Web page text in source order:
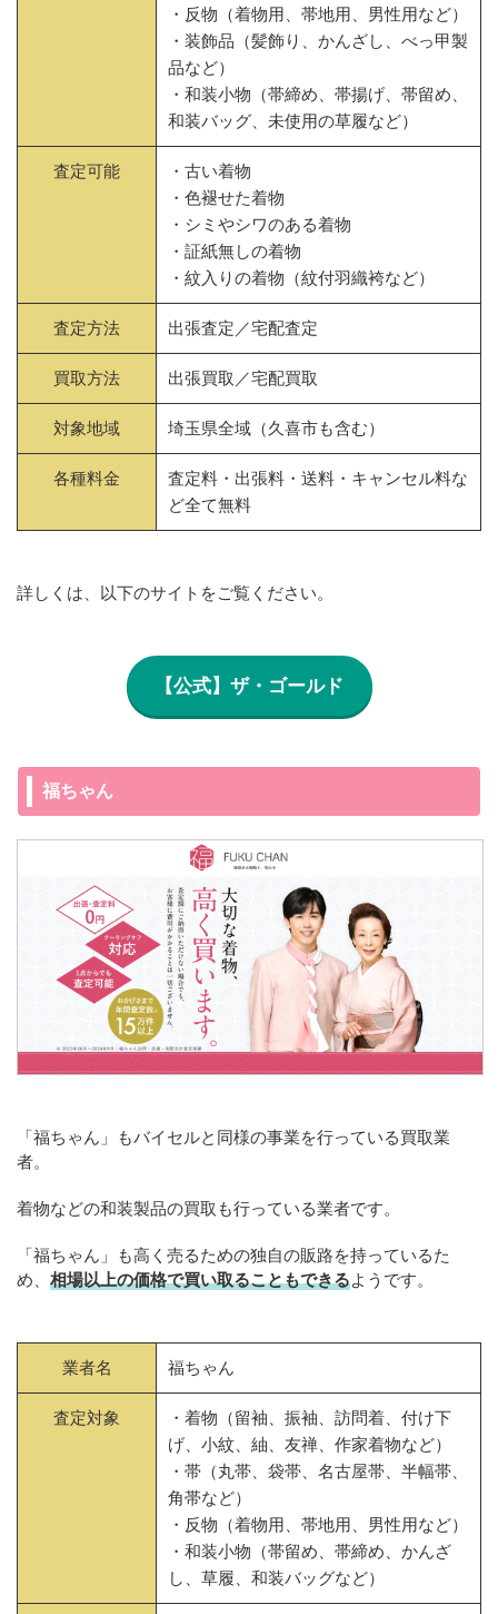
・反物（着物用、帯地用、男性用など）
・装飾品（髪飾り、かんざし、べっ甲製
品など）
・和装小物（帯締め、帯揚げ、帯留め、
和装バッグ、未使用の草履など）
査定可能
・古い着物
・色褪せた着物
・シミやシワのある着物
・証紙無しの着物
・紋入りの着物（紋付羽織袴など）
査定方法 出張査定／宅配査定
買取方法 出張買取／宅配買取
対象地域 埼玉県全域（久喜市も含む）
各種料金
査定料・出張料・送料・キャンセル料な
ど全て無料
詳しくは、以下のサイトをご覧ください。
【公式】ザ・ゴールド
福ちゃん
「福ちゃん」もバイセルと同様の事業を行っている買取業
者。
着物などの和装製品の買取も行っている業者です。
「福ちゃん」も高く売るための独自の販路を持っているた
め、 相場以上の価格で買い取ることもできるようです。
業者名 福ちゃん
査定対象
・着物（留袖、振袖、訪問着、付け下
げ、小紋、紬、友禅、作家着物など）
・帯（丸帯、袋帯、名古屋帯、半幅帯、
角帯など）
・反物（着物用、帯地用、男性用など）
・和装小物（帯留め、帯締め、かんざ
し、草履、和装バッグなど）